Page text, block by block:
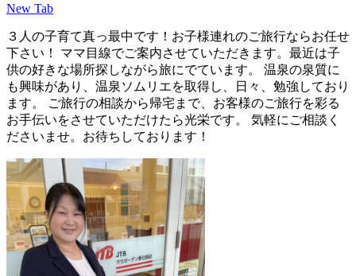
New Tab
３人の子育て真っ最中です！お子様連れのご旅行ならお任せ
下さい！ ママ目線でご案内させていただきます。最近は子
供の好きな場所探しながら旅にでています。 温泉の泉質に
も興味があり、温泉ソムリエを取得し、日々、勉強しており
ます。 ご旅行の相談から帰宅まで、お客様のご旅行を彩る
お手伝いをさせていただけたら光栄です。 気軽にご相談く
ださいませ。お待ちしております！